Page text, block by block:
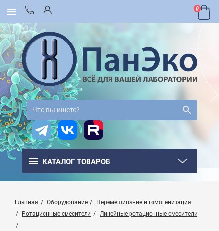
0
КАТАЛОГ ТОВАРОВ
Главная Оборудование
Перемешивание и гомогенизация
Ротационные смесители
Линейные ротационные смесители